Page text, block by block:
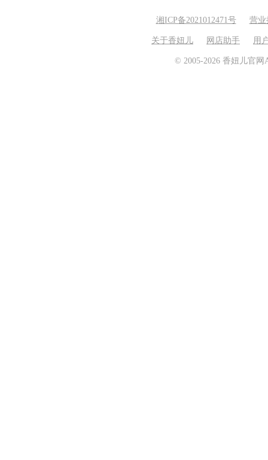
湘ICP备2021012471号 营业
关于香妞儿 网店助手 用
© 2005-2026 香妞儿官